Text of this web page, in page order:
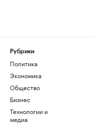
Рубрики
Политика
Экономика
Общество
Бизнес
Технологии и
медиа